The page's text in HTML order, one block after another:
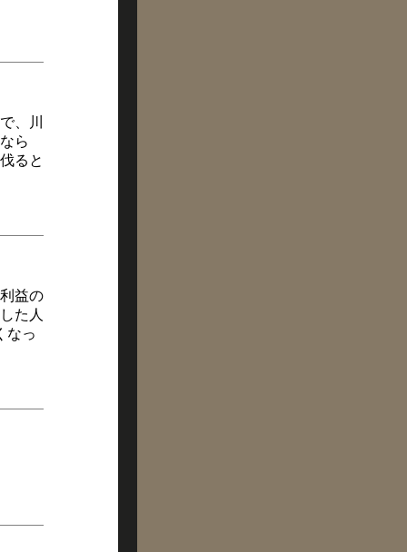
、川
ら
ると
益の
た人
なっ